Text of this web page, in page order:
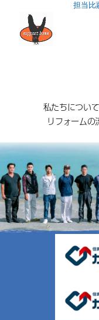
担当比
私たちについて
リフォームの